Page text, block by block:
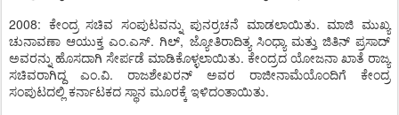
2008: ಕೇಂದ್ರ ಸಚಿವ ಸಂಪುಟವನ್ನು ಪುನರ್ರಚನೆ ಮಾಡಲಾಯಿತು. ಮಾಜಿ ಮುಖ್ಯ
ಚುನಾವಣಾ ಆಯುಕ್ತ ಎಂ.ಎಸ್. ಗಿಲ್, ಜ್ಯೋತಿರಾದಿತ್ಯ ಸಿಂಧ್ಯಾ ಮತ್ತು ಜಿತಿನ್ ಪ್ರಸಾದ್
ಅವರನ್ನು ಹೊಸದಾಗಿ ಸೇರ್ಪಡೆ ಮಾಡಿಕೊಳ್ಳಲಾಯಿತು. ಕೇಂದ್ರದ ಯೋಜನಾ ಖಾತೆ ರಾಜ್ಯ
ಸಚಿವರಾಗಿದ್ದ ಎಂ.ವಿ. ರಾಜಶೇಖರನ್ ಅವರ ರಾಜೀನಾಮೆಯೊಂದಿಗೆ ಕೇಂದ್ರ
ಸಂಪುಟದಲ್ಲಿ ಕರ್ನಾಟಕದ ಸ್ಥಾನ ಮೂರಕ್ಕೆ ಇಳಿದಂತಾಯಿತು.